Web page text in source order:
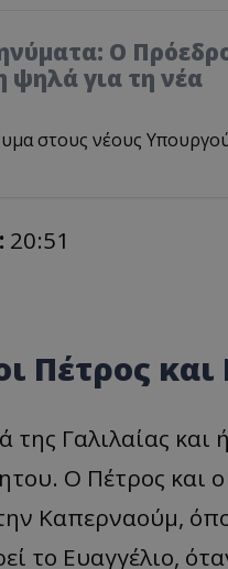
Ο
ψηλά για τη νέα
στους νέους
20:51
Πέτρος
Γαλιλαίας και
Ο Πέτρος και
Καπερναούμ,
το Ευαγγέλιο,